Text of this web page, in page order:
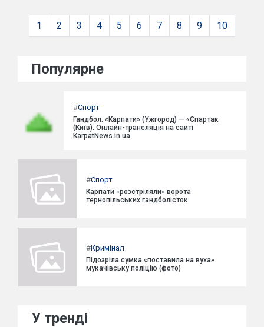
1 2 3 4 5 6 7 8 9 10
Популярне
#Спорт
Гандбол. «Карпати» (Ужгород) — «Спартак
(Київ). Онлайн-трансляція на сайті
KarpatNews.in.ua
#Спорт
Карпати «розстріляли» ворота
тернопільських гандболісток
#Кримінал
Підозріла сумка «поставила на вуха»
мукачівську поліцію (фото)
У тренді